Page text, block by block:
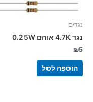
נגדים
נגד 4.7K אוהם 0.25W
₪5
הוספה לסל